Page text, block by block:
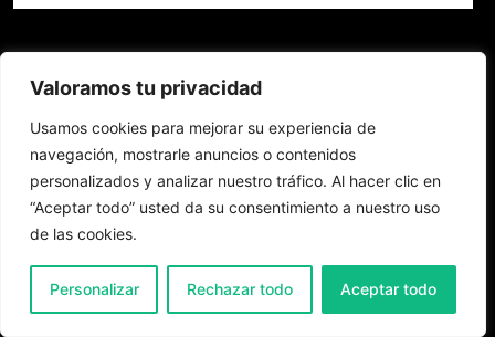
Valoramos tu privacidad
Usamos cookies para mejorar su experiencia de
navegación, mostrarle anuncios o contenidos
personalizados y analizar nuestro tráfico. Al hacer clic en
“Aceptar todo” usted da su consentimiento a nuestro uso
de las cookies.
Personalizar Rechazar todo Aceptar todo